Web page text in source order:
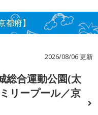
府】
2026/08/06 更新
総合運動公園(太
リープール／京